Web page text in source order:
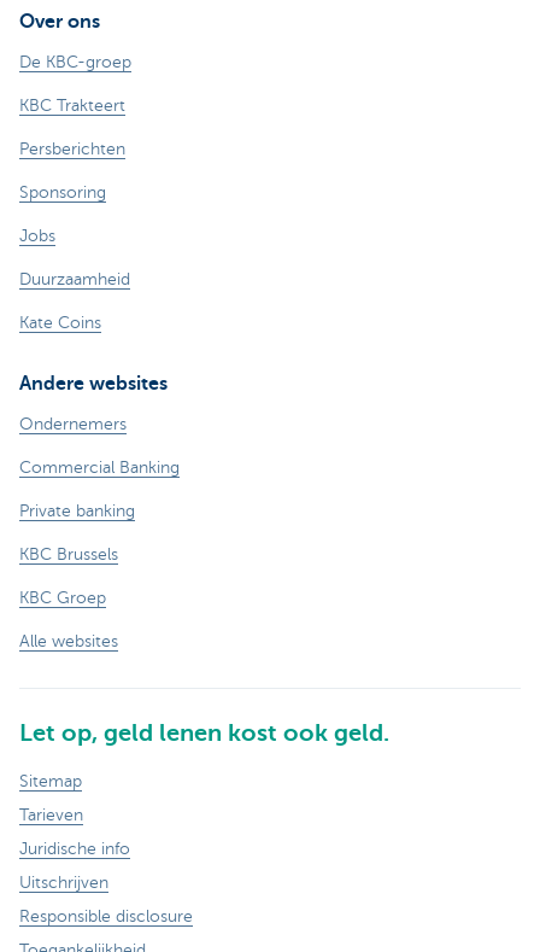
Over ons
De KBC-groep
KBC Trakteert
Persberichten
Sponsoring
Jobs
Duurzaamheid
Kate Coins
Andere websites
Ondernemers
Commercial Banking
Private banking
KBC Brussels
KBC Groep
Alle websites
Let op, geld lenen kost ook geld.
Sitemap
Tarieven
Juridische info
Uitschrijven
Responsible disclosure